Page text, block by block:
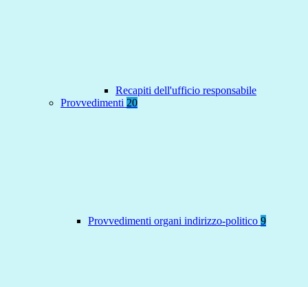
Recapiti dell'ufficio responsabile
Provvedimenti 20
Provvedimenti organi indirizzo-politico 9